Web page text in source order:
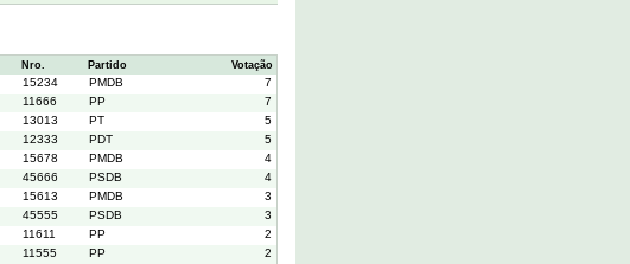
Nro. Partido Votação
15234 PMDB
7
11666 PP
7
13013 PT
5
12333 PDT
5
15678 PMDB
4
45666 PSDB
4
15613 PMDB
3
45555 PSDB
3
11611 PP
2
11555 PP
2